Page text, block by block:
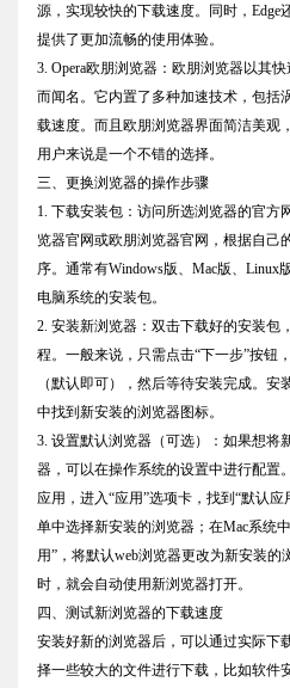
源，实现较快的下载速度。同时，Edge
提供了更加流畅的使用体验。
3. Opera欧朋浏览器：欧朋浏览器以其
而闻名。它内置了多种加速技术，包括
载速度。而且欧朋浏览器界面简洁美观
用户来说是一个不错的选择。
三、更换浏览器的操作步骤
1. 下载安装包：访问所选浏览器的官方
览器官网或欧朋浏览器官网，根据自己
序。通常有Windows版、Mac版、Linux
电脑系统的安装包。
2. 安装新浏览器：双击下载好的安装包
程。一般来说，只需点击“下一步”按钮
（默认即可），然后等待安装完成。
中找到新安装的浏览器图标。
3. 设置默认浏览器（可选）：如果想将
器，可以在操作系统的设置中进行配置
应用，进入“应用”选项卡，找到“默认应
单中选择新安装的浏览器；在Mac系统
用”，将默认web浏览器更改为新安装
时，就会自动使用新浏览器打开。
四、测试新浏览器的下载速度
安装好新的浏览器后，可以通过实际下
择一些较大的文件进行下载，比如软件